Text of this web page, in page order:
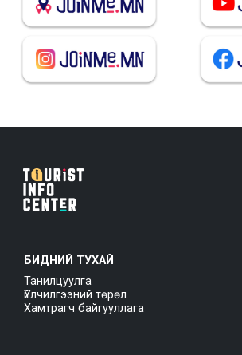
БИДНИЙ ТУХАЙ
Танилцуулга
Үйлчилгээний төрөл
Хамтрагч байгууллага